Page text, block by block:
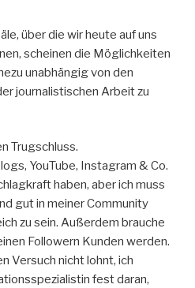
über die wir heute auf uns
scheinen die Möglichkeiten
unabhängig von den
journalistischen Arbeit zu
Trugschluss.
YouTube, Instagram & Co.
haben, aber ich muss
gut in meiner Community
zu sein. Außerdem brauche
Followern Kunden werden.
Versuch nicht lohnt, ich
fest daran,